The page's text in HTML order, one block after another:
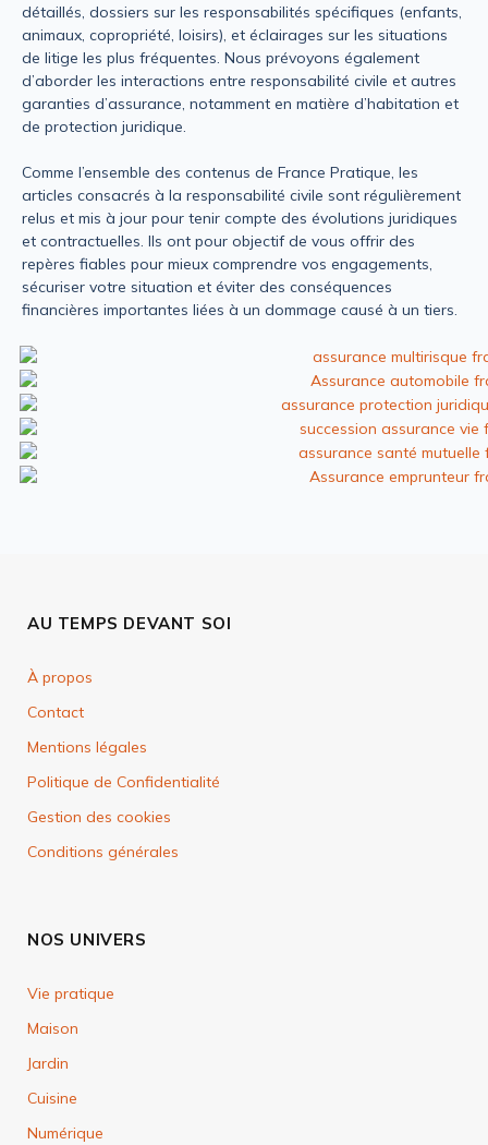
détaillés, dossiers sur les responsabilités spécifiques (enfants,
animaux, copropriété, loisirs), et éclairages sur les situations
de litige les plus fréquentes. Nous prévoyons également
d’aborder les interactions entre responsabilité civile et autres
garanties d’assurance, notamment en matière d’habitation et
de protection juridique.
Comme l’ensemble des contenus de France Pratique, les
articles consacrés à la responsabilité civile sont régulièrement
relus et mis à jour pour tenir compte des évolutions juridiques
et contractuelles. Ils ont pour objectif de vous offrir des
repères fiables pour mieux comprendre vos engagements,
sécuriser votre situation et éviter des conséquences
financières importantes liées à un dommage causé à un tiers.
AU TEMPS DEVANT SOI
À propos
Contact
Mentions légales
Politique de Confidentialité
Gestion des cookies
Conditions générales
NOS UNIVERS
Vie pratique
Maison
Jardin
Cuisine
Numérique